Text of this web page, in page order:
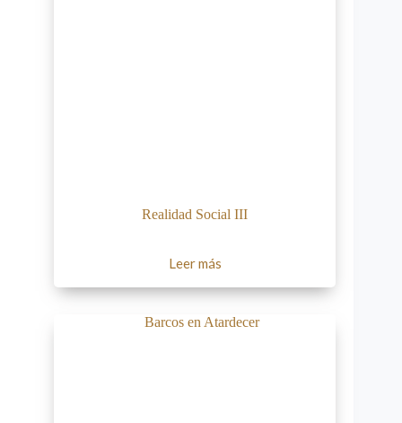
Realidad Social III
Leer más